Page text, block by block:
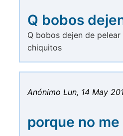
Q bobos
Q bobos dejen de
chiquitos
Anónimo Lun, 14 May
porque no